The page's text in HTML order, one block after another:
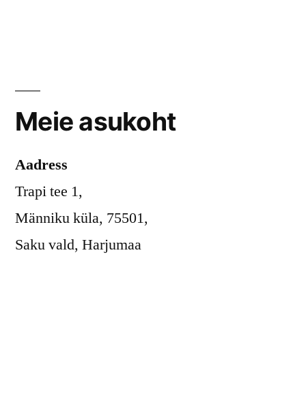
Meie asukoht
Aadress
Trapi tee 1,
Männiku küla, 75501,
Saku vald, Harjumaa